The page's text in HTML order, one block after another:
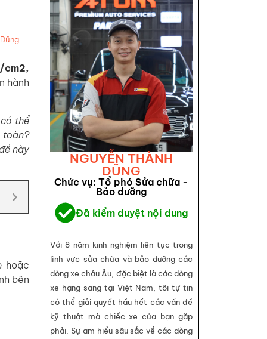
cm2,
hành
thể
toàn?
này
hoặc
bên
NGUYỄN THÀNH
DŨNG
Chức vụ: Tổ phó Sửa chữa -
Bảo dưỡng
Đã kiểm duyệt nội dung
Với 8 năm kinh nghiệm liên tục trong
lĩnh vực sửa chữa và bảo dưỡng các
dòng xe châu Âu, đặc biệt là các dòng
xe hạng sang tại Việt Nam, tôi tự tin
có thể giải quyết hầu hết các vấn đề
kỹ thuật mà chiếc xe của bạn gặp
phải. Sự am hiểu sâu sắc về các dòng